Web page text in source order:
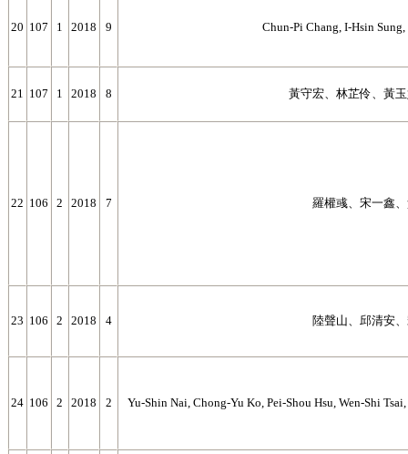
20 107 1 2018 9 Chun-Pi Chang, I-Hsin
21 107 1 2018 8 黃守宏、林芷伶、黃
22 106 2 2018 7 羅權彧、宋一鑫
23 106 2 2018 4 陸聲山、邱清安
24 106 2 2018 2 Yu-Shin Nai, Chong-Yu Ko, Pei-Shou Hsu, Wen-Shi